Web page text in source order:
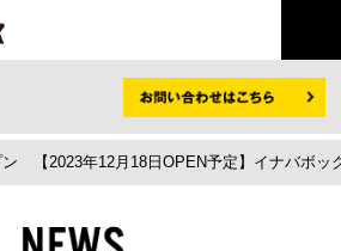
【2023年12月18日OPEN予定】イナバボ